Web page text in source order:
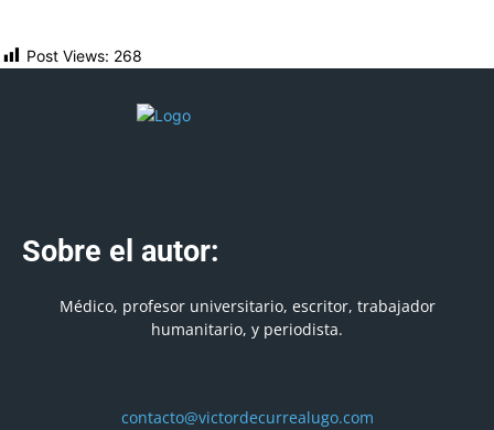
Post Views: 268
Sobre el autor:
Médico, profesor universitario, escritor, trabajador
humanitario, y periodista.
contacto@victordecurrealugo.com